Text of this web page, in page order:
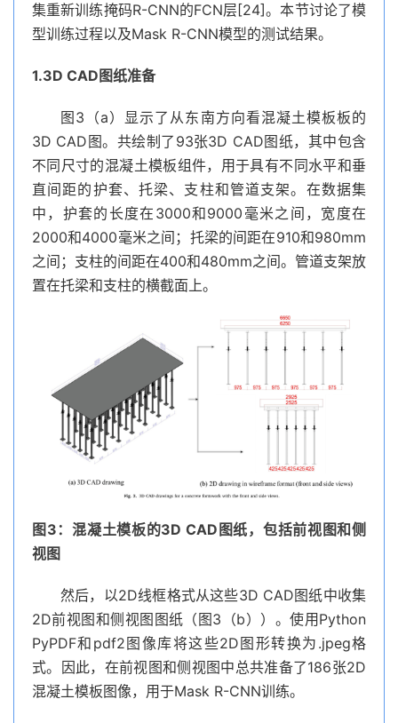
集重新训练掩码R-CNN的FCN层[24]。本节讨论了模
型训练过程以及Mask R-CNN模型的测试结果。
1.3D CAD图纸准备
图3（a）显示了从东南方向看混凝土模板板的
3D CAD图。共绘制了93张3D CAD图纸，其中包含
不同尺寸的混凝土模板组件，用于具有不同水平和垂
直间距的护套、托梁、支柱和管道支架。在数据集
中，护套的长度在3000和9000毫米之间，宽度在
2000和4000毫米之间；托梁的间距在910和980mm
之间；支柱的间距在400和480mm之间。管道支架放
置在托梁和支柱的横截面上。
图3：混凝土模板的3D CAD图纸，包括前视图和侧
视图
然后，以2D线框格式从这些3D CAD图纸中收集
2D前视图和侧视图图纸（图3（b））。使用Python
PyPDF和pdf2图像库将这些2D图形转换为.jpeg格
式。因此，在前视图和侧视图中总共准备了186张2D
混凝土模板图像，用于Mask R-CNN训练。